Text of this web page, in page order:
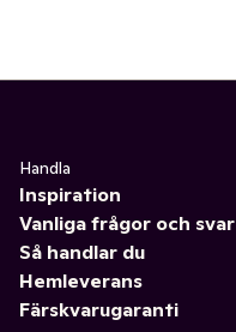
Handla
Inspiration
Vanliga frågor och svar
Så handlar du
Hemleverans
Färskvarugaranti